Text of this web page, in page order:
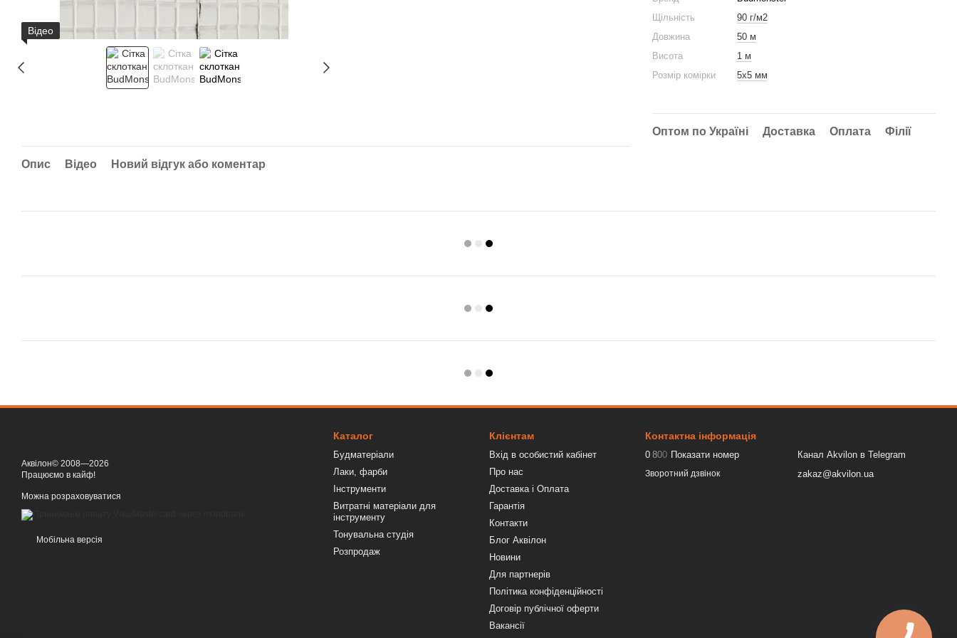
Відео
Щільність
90 г/м2
Довжина
50 м
Висота
1 м
Розмір комірки
5x5 мм
Оптом по Україні Доставка Оплата Філії
Опис Відео Новий відгук або коментар
Аквілон© 2008—2026
Працюємо в кайф!
Можна розраховуватися
Мобільна версія
Каталог
Будматеріали
Лаки, фарби
Інструменти
Витратні матеріали для
інструменту
Тонувальна студія
Розпродаж
Клієнтам
Вхід в особистий кабінет
Про нас
Доставка і Оплата
Гарантія
Контакти
Блог Аквілон
Новини
Для партнерів
Політика конфіденційності
Договір публічної оферти
Вакансії
Контактна інформація
0 800 Показати номер
Зворотний дзвінок
Канал Akvilon в Telegram
zakaz@akvilon.ua